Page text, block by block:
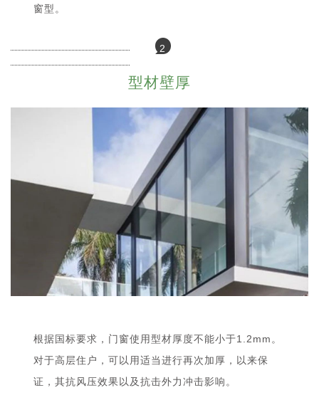
窗型。
2
型材壁厚
根据国标要求，门窗使用型材厚度不能小于1.2mm。
对于高层住户，可以用适当进行再次加厚，以来保
证，其抗风压效果以及抗击外力冲击影响。